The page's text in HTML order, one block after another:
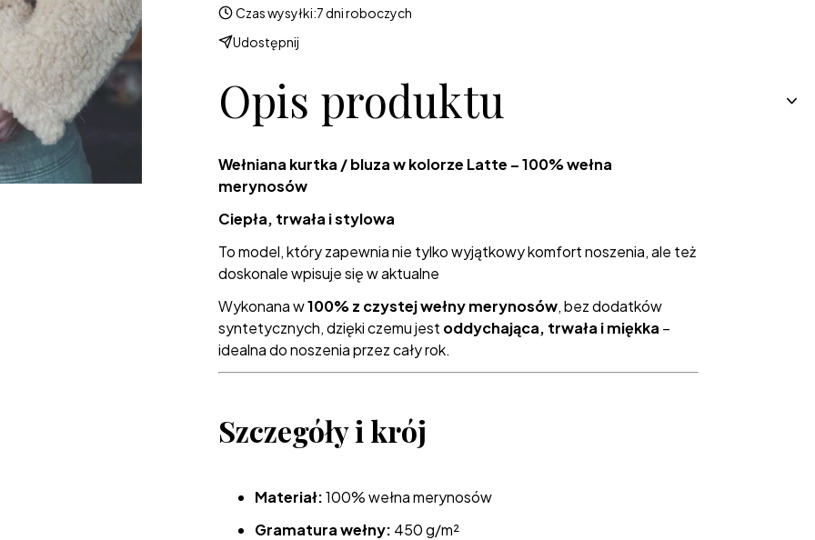
Czas wysyłki:7 dni roboczych
Udostępnij
Opis produktu
Wełniana kurtka / bluza w kolorze Latte – 100% wełna
merynosów
Ciepła, trwała i stylowa
To model, który zapewnia nie tylko wyjątkowy komfort noszenia, ale też
doskonale wpisuje się w aktualne
Wykonana w100% z czystej wełny merynosów, bez dodatków
syntetycznych, dzięki czemu jest oddychająca, trwała i miękka –
idealna do noszenia przez cały rok.
Szczegóły i krój
Materiał:100% wełna merynosów
Gramatura wełny: 450 g/m²